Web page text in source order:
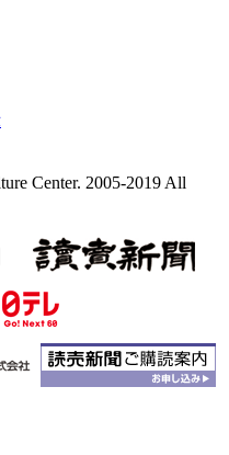
Center. 2005-2019 All